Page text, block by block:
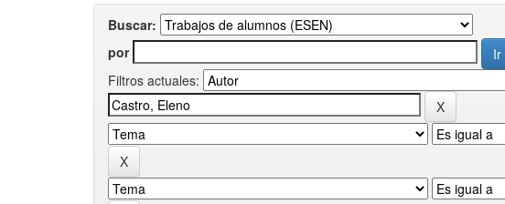
Buscar:
por
Filtros actuales: